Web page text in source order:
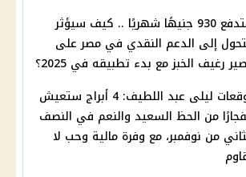
هتدفع 930 جنيهًا شهريًا .. كيف سيؤثر
إلى الدعم النقدي في مصر على
رغيف الخبز مع بدء تطبيقه في 2025؟
توقعات ليلى عبد اللطيف: 4 أبراج ستعيش
من الحظ السعيد والنعم في النصف
من نوفمبر، مع وفرة مالية وحب لا